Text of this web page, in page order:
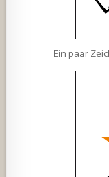
Ein paar